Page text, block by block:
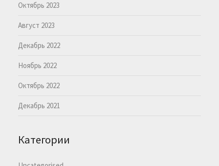
Октябрь 2023
Август 2023
Декабрь 2022
Ноябрь 2022
Октябрь 2022
Декабрь 2021
Категории